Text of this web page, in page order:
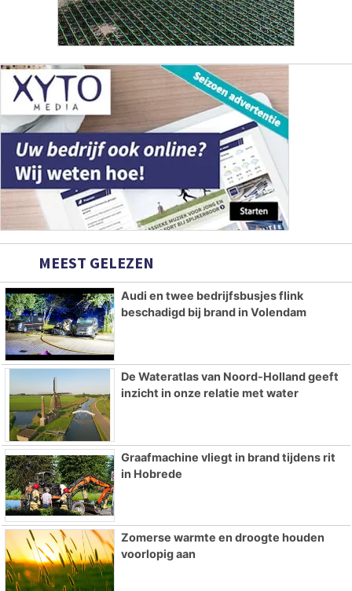
MEEST GELEZEN
Audi en twee bedrijfsbusjes flink
beschadigd bij brand in Volendam
De Wateratlas van Noord-Holland geeft
inzicht in onze relatie met water
Graafmachine vliegt in brand tijdens rit
in Hobrede
Zomerse warmte en droogte houden
voorlopig aan